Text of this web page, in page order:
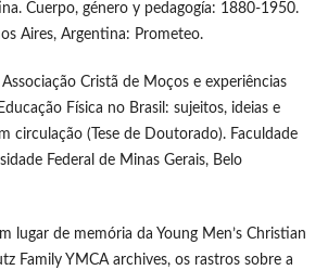
Cuerpo, género y pedagogía: 1880-1950.
Aires, Argentina: Prometeo.
Cristã de Moços e experiências
Física no Brasil: sujeitos, ideias e
circulação (Tese de Doutorado). Faculdade
Federal de Minas Gerais, Belo
lugar de memória da Young Men’s Christian
Family YMCA archives, os rastros sobre a